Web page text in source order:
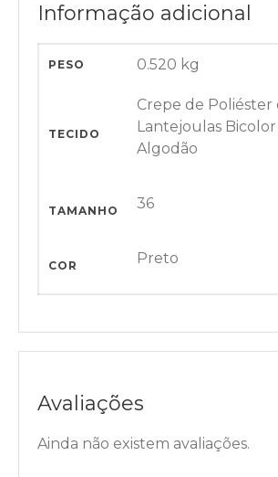
Informação adicional
PESO 0.520 kg
TECIDO
Crepe de Poliéster
Lantejoulas
Algodão
TAMANHO 36
COR Preto
Avaliações
Ainda não existem avaliações.